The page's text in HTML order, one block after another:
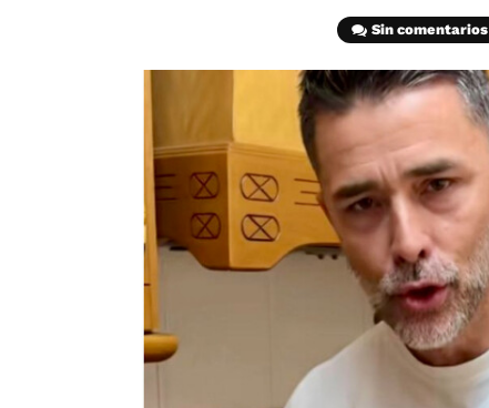
Sin comentarios